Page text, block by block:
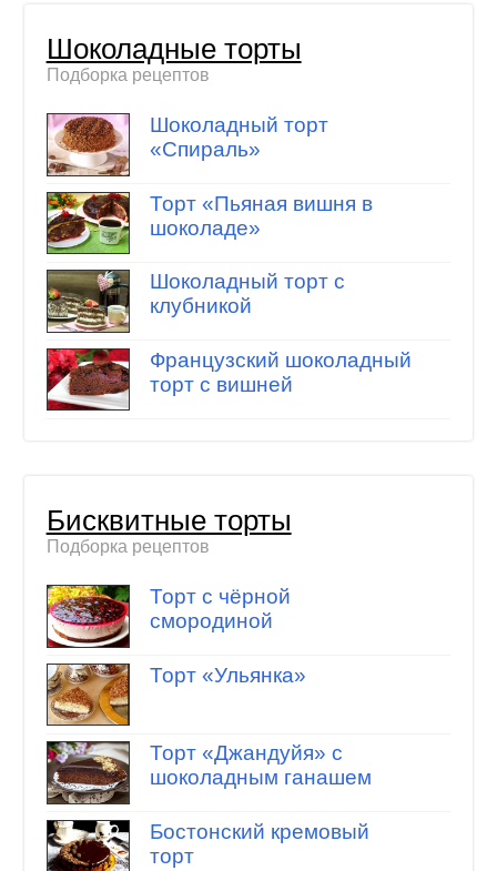
Шоколадные торты
Подборка рецептов
Шоколадный торт
«Спираль»
Торт «Пьяная вишня в
шоколаде»
Шоколадный торт с
клубникой
Французский шоколадный
торт с вишней
Бисквитные торты
Подборка рецептов
Торт с чёрной
смородиной
Торт «Ульянка»
Торт «Джандуйя» с
шоколадным ганашем
Бостонский кремовый
торт